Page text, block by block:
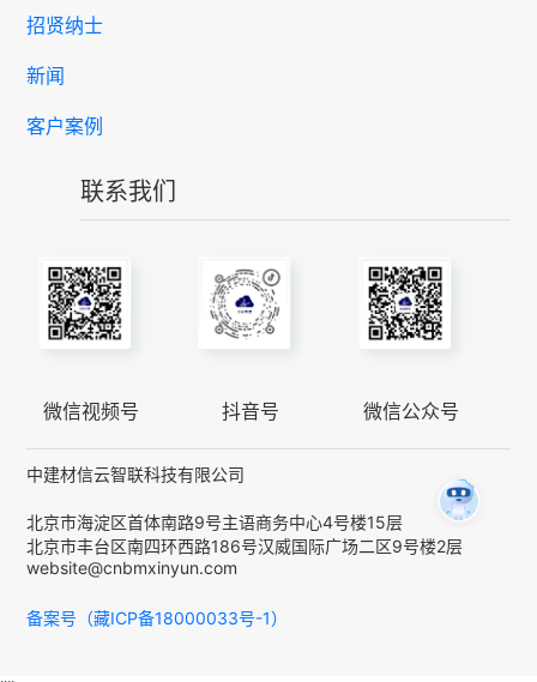
招贤纳士
新闻
客户案例
联系我们
微信视频号 抖音号 微信公众号
中建材信云智联科技有限公司
北京市海淀区首体南路9号主语商务中心4号楼15层
北京市丰台区南四环西路186号汉威国际广场二区9号楼2层
website@cnbmxinyun.com
备案号（藏ICP备18000033号-1）